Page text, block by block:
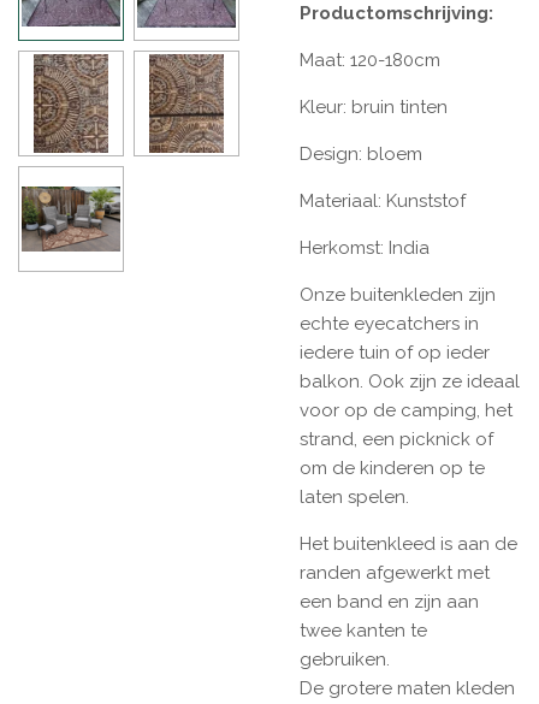
Productomschrijving:
Maat: 120-180cm
Kleur: bruin tinten
Design: bloem
Materiaal: Kunststof
Herkomst: India
Onze buitenkleden zijn
echte eyecatchers in
iedere tuin of op ieder
balkon. Ook zijn ze ideaal
voor op de camping, het
strand, een picknick of
om de kinderen op te
laten spelen.
Het buitenkleed is aan de
randen afgewerkt met
een band en zijn aan
twee kanten te
gebruiken.
De grotere maten kleden